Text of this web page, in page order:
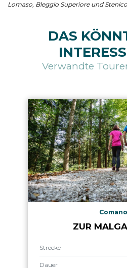
Lomaso, Bleggio Superiore und
DAS
Verwandte
Comano
ZUR
Strecke
Dauer